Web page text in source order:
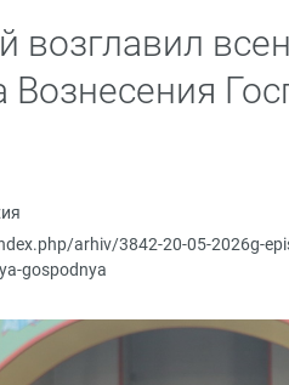
возглавил
Вознесения
arhiv/3842-20-05-2026g-
gospodnya